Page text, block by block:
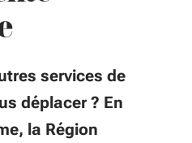
services de
déplacer ? En
la Région